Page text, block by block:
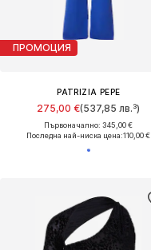
ПРОМОЦИЯ
PATRIZIA PEPE
275,00 €(537,85 лв.³)
Първоначално: 345,00 €
Последна най-ниска цена:110,00 €